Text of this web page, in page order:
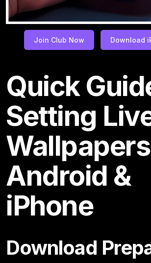
Join Club Now Download
Quick
Setting
Android &
iPhone
Download